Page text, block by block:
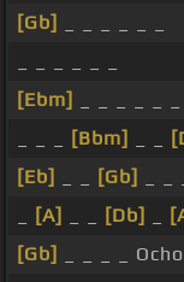
[Gb]
[Ebm]
[Bbm]
[Eb]
[Gb]
[A] [Db]
[Gb]
_ _ _ _